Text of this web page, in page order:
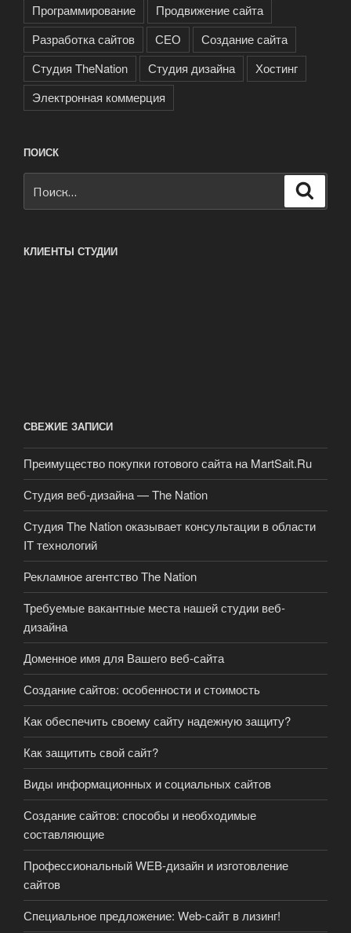
Программирование
Продвижение сайта
Разработка сайтов
СЕО
Создание сайта
Студия TheNation
Студия дизайна
Хостинг
Электронная коммерция
ПОИСК
КЛИЕНТЫ СТУДИИ
СВЕЖИЕ ЗАПИСИ
Преимущество покупки готового сайта на MartSait.Ru
Студия веб-дизайна — The Nation
Студия The Nation оказывает консультации в области
IT технологий
Рекламное агентство The Nation
Требуемые вакантные места нашей студии веб-
дизайна
Доменное имя для Вашего веб-сайта
Создание сайтов: особенности и стоимость
Как обеспечить своему сайту надежную защиту?
Как защитить свой сайт?
Виды информационных и социальных сайтов
Создание сайтов: способы и необходимые
составляющие
Профессиональный WEB-дизайн и изготовление
сайтов
Специальное предложение: Web-сайт в лизинг!